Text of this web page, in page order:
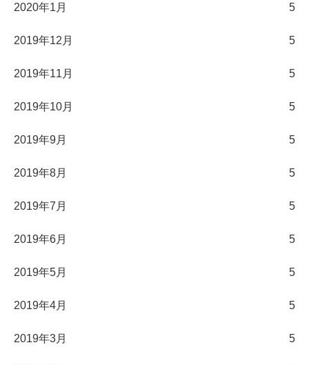
2020年1月 5
2019年12月 5
2019年11月 5
2019年10月 5
2019年9月 5
2019年8月 5
2019年7月 5
2019年6月 5
2019年5月 5
2019年4月 5
2019年3月 5